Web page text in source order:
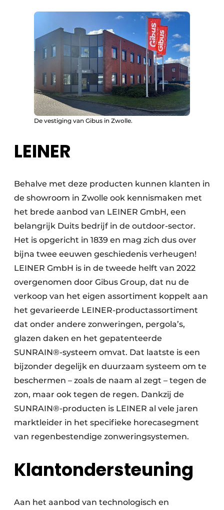
De vestiging van Gibus in Zwolle.
LEINER
Behalve met deze producten kunnen klanten in
de showroom in Zwolle ook kennismaken met
het brede aanbod van LEINER GmbH, een
belangrijk Duits bedrijf in de outdoor-sector.
Het is opgericht in 1839 en mag zich dus over
bijna twee eeuwen geschiedenis verheugen!
LEINER GmbH is in de tweede helft van 2022
overgenomen door Gibus Group, dat nu de
verkoop van het eigen assortiment koppelt aan
het gevarieerde LEINER-productassortiment
dat onder andere zonweringen, pergola’s,
glazen daken en het gepatenteerde
SUNRAIN®-systeem omvat. Dat laatste is een
bijzonder degelijk en duurzaam systeem om te
beschermen – zoals de naam al zegt – tegen de
zon, maar ook tegen de regen. Dankzij de
SUNRAIN®-producten is LEINER al vele jaren
marktleider in het specifieke horeca­segment
van regenbestendige zonweringsystemen.
Klantondersteuning
Aan het aanbod van technologisch en